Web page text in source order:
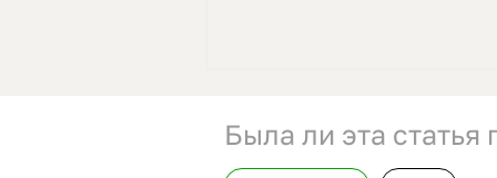
Была ли эта статья